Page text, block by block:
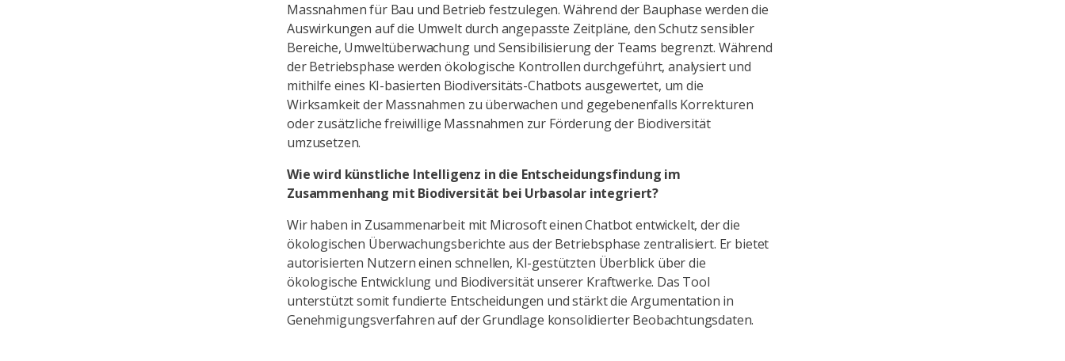
Massnahmen für Bau und Betrieb festzulegen. Während der Bauphase werden die
Auswirkungen auf die Umwelt durch angepasste Zeitpläne, den Schutz sensibler
Bereiche, Umweltüberwachung und Sensibilisierung der Teams begrenzt. Während
der Betriebsphase werden ökologische Kontrollen durchgeführt, analysiert und
mithilfe eines KI-basierten Biodiversitäts-Chatbots ausgewertet, um die
Wirksamkeit der Massnahmen zu überwachen und gegebenenfalls Korrekturen
oder zusätzliche freiwillige Massnahmen zur Förderung der Biodiversität
umzusetzen.
Wie wird künstliche Intelligenz in die Entscheidungsfindung im
Zusammenhang mit Biodiversität bei Urbasolar integriert?
Wir haben in Zusammenarbeit mit Microsoft einen Chatbot entwickelt, der die
ökologischen Überwachungsberichte aus der Betriebsphase zentralisiert. Er bietet
autorisierten Nutzern einen schnellen, KI-gestützten Überblick über die
ökologische Entwicklung und Biodiversität unserer Kraftwerke. Das Tool
unterstützt somit fundierte Entscheidungen und stärkt die Argumentation in
Genehmigungsverfahren auf der Grundlage konsolidierter Beobachtungsdaten.